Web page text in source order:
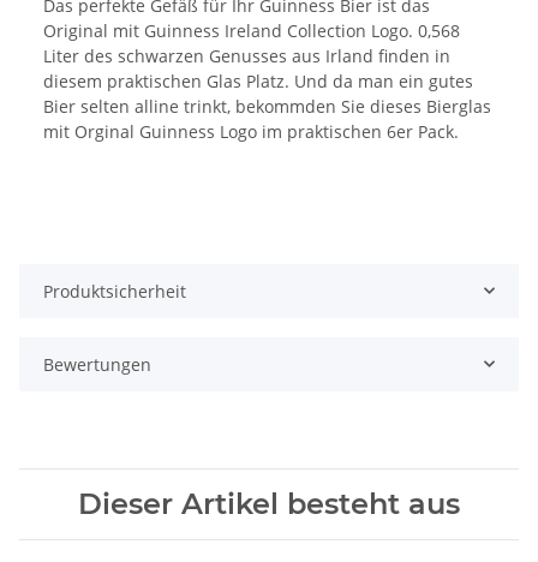
Das perfekte Gefäß für Ihr Guinness Bier ist das
Original mit Guinness Ireland Collection Logo. 0,568
Liter des schwarzen Genusses aus Irland finden in
diesem praktischen Glas Platz. Und da man ein gutes
Bier selten alline trinkt, bekommden Sie dieses Bierglas
mit Orginal Guinness Logo im praktischen 6er Pack.
Produktsicherheit
Bewertungen
Dieser Artikel besteht aus